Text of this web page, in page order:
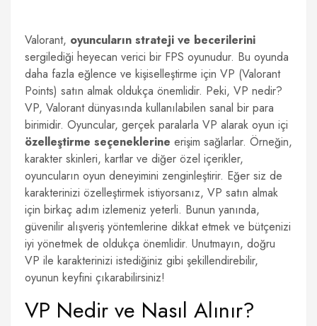
Valorant, oyuncuların strateji ve becerilerini
sergilediği heyecan verici bir FPS oyunudur. Bu oyunda
daha fazla eğlence ve kişiselleştirme için VP (Valorant
Points) satın almak oldukça önemlidir. Peki, VP nedir?
VP, Valorant dünyasında kullanılabilen sanal bir para
birimidir. Oyuncular, gerçek paralarla VP alarak oyun içi
özelleştirme seçeneklerine erişim sağlarlar. Örneğin,
karakter skinleri, kartlar ve diğer özel içerikler,
oyuncuların oyun deneyimini zenginleştirir. Eğer siz de
karakterinizi özelleştirmek istiyorsanız, VP satın almak
için birkaç adım izlemeniz yeterli. Bunun yanında,
güvenilir alışveriş yöntemlerine dikkat etmek ve bütçenizi
iyi yönetmek de oldukça önemlidir. Unutmayın, doğru
VP ile karakterinizi istediğiniz gibi şekillendirebilir,
oyunun keyfini çıkarabilirsiniz!
VP Nedir ve Nasıl Alınır?